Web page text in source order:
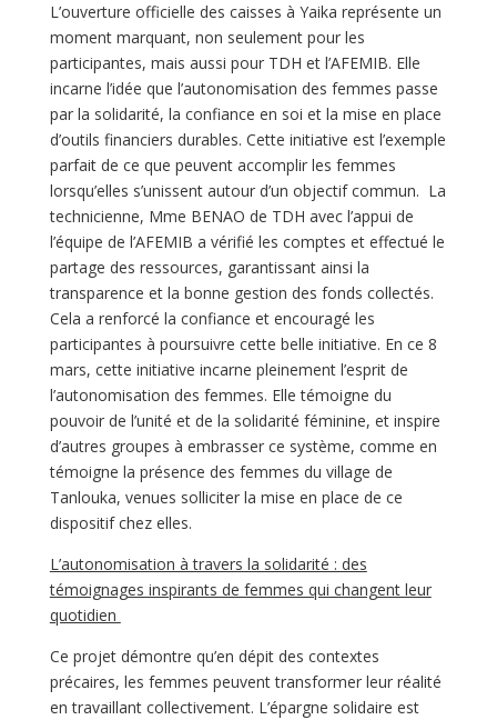
L’ouverture officielle des caisses à Yaika représente un
moment marquant, non seulement pour les
participantes, mais aussi pour TDH et l’AFEMIB. Elle
incarne l’idée que l’autonomisation des femmes passe
par la solidarité, la confiance en soi et la mise en place
d’outils financiers durables. Cette initiative est l’exemple
parfait de ce que peuvent accomplir les femmes
lorsqu’elles s’unissent autour d’un objectif commun. La
technicienne, Mme BENAO de TDH avec l’appui de
l’équipe de l’AFEMIB a vérifié les comptes et effectué le
partage des ressources, garantissant ainsi la
transparence et la bonne gestion des fonds collectés.
Cela a renforcé la confiance et encouragé les
participantes à poursuivre cette belle initiative. En ce 8
mars, cette initiative incarne pleinement l’esprit de
l’autonomisation des femmes. Elle témoigne du
pouvoir de l’unité et de la solidarité féminine, et inspire
d’autres groupes à embrasser ce système, comme en
témoigne la présence des femmes du village de
Tanlouka, venues solliciter la mise en place de ce
dispositif chez elles.
L’autonomisation à travers la solidarité : des
témoignages inspirants de femmes qui changent leur
quotidien
Ce projet démontre qu’en dépit des contextes
précaires, les femmes peuvent transformer leur réalité
en travaillant collectivement. L’épargne solidaire est